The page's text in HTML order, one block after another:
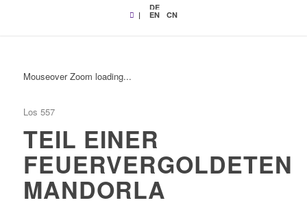
|
DE
EN CN
Mouseover Zoom loading...
Los 557
TEIL EINER
FEUERVERGOLDETEN
MANDORLA